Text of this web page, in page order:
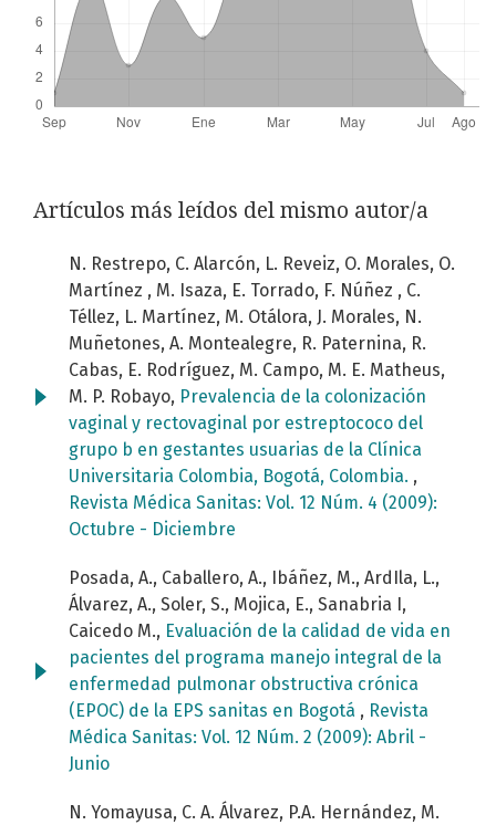
Artículos más leídos del mismo autor/a
N. Restrepo, C. Alarcón, L. Reveiz, O. Morales, O.
Martínez , M. Isaza, E. Torrado, F. Núñez , C.
Téllez, L. Martínez, M. Otálora, J. Morales, N.
Muñetones, A. Montealegre, R. Paternina, R.
Cabas, E. Rodríguez, M. Campo, M. E. Matheus,
M. P. Robayo, Prevalencia de la colonización
vaginal y rectovaginal por estreptococo del
grupo b en gestantes usuarias de la Clínica
Universitaria Colombia, Bogotá, Colombia. ,
Revista Médica Sanitas: Vol. 12 Núm. 4 (2009):
Octubre - Diciembre
Posada, A., Caballero, A., Ibáñez, M., ArdIla, L.,
Álvarez, A., Soler, S., Mojica, E., Sanabria I,
Caicedo M., Evaluación de la calidad de vida en
pacientes del programa manejo integral de la
enfermedad pulmonar obstructiva crónica
(EPOC) de la EPS sanitas en Bogotá , Revista
Médica Sanitas: Vol. 12 Núm. 2 (2009): Abril -
Junio
N. Yomayusa, C. A. Álvarez, P.A. Hernández, M.